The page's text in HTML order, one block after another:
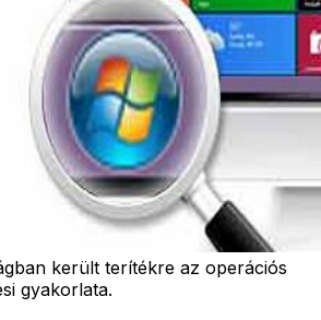
került terítékre az operációs
gyakorlata.